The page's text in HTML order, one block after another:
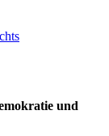
und